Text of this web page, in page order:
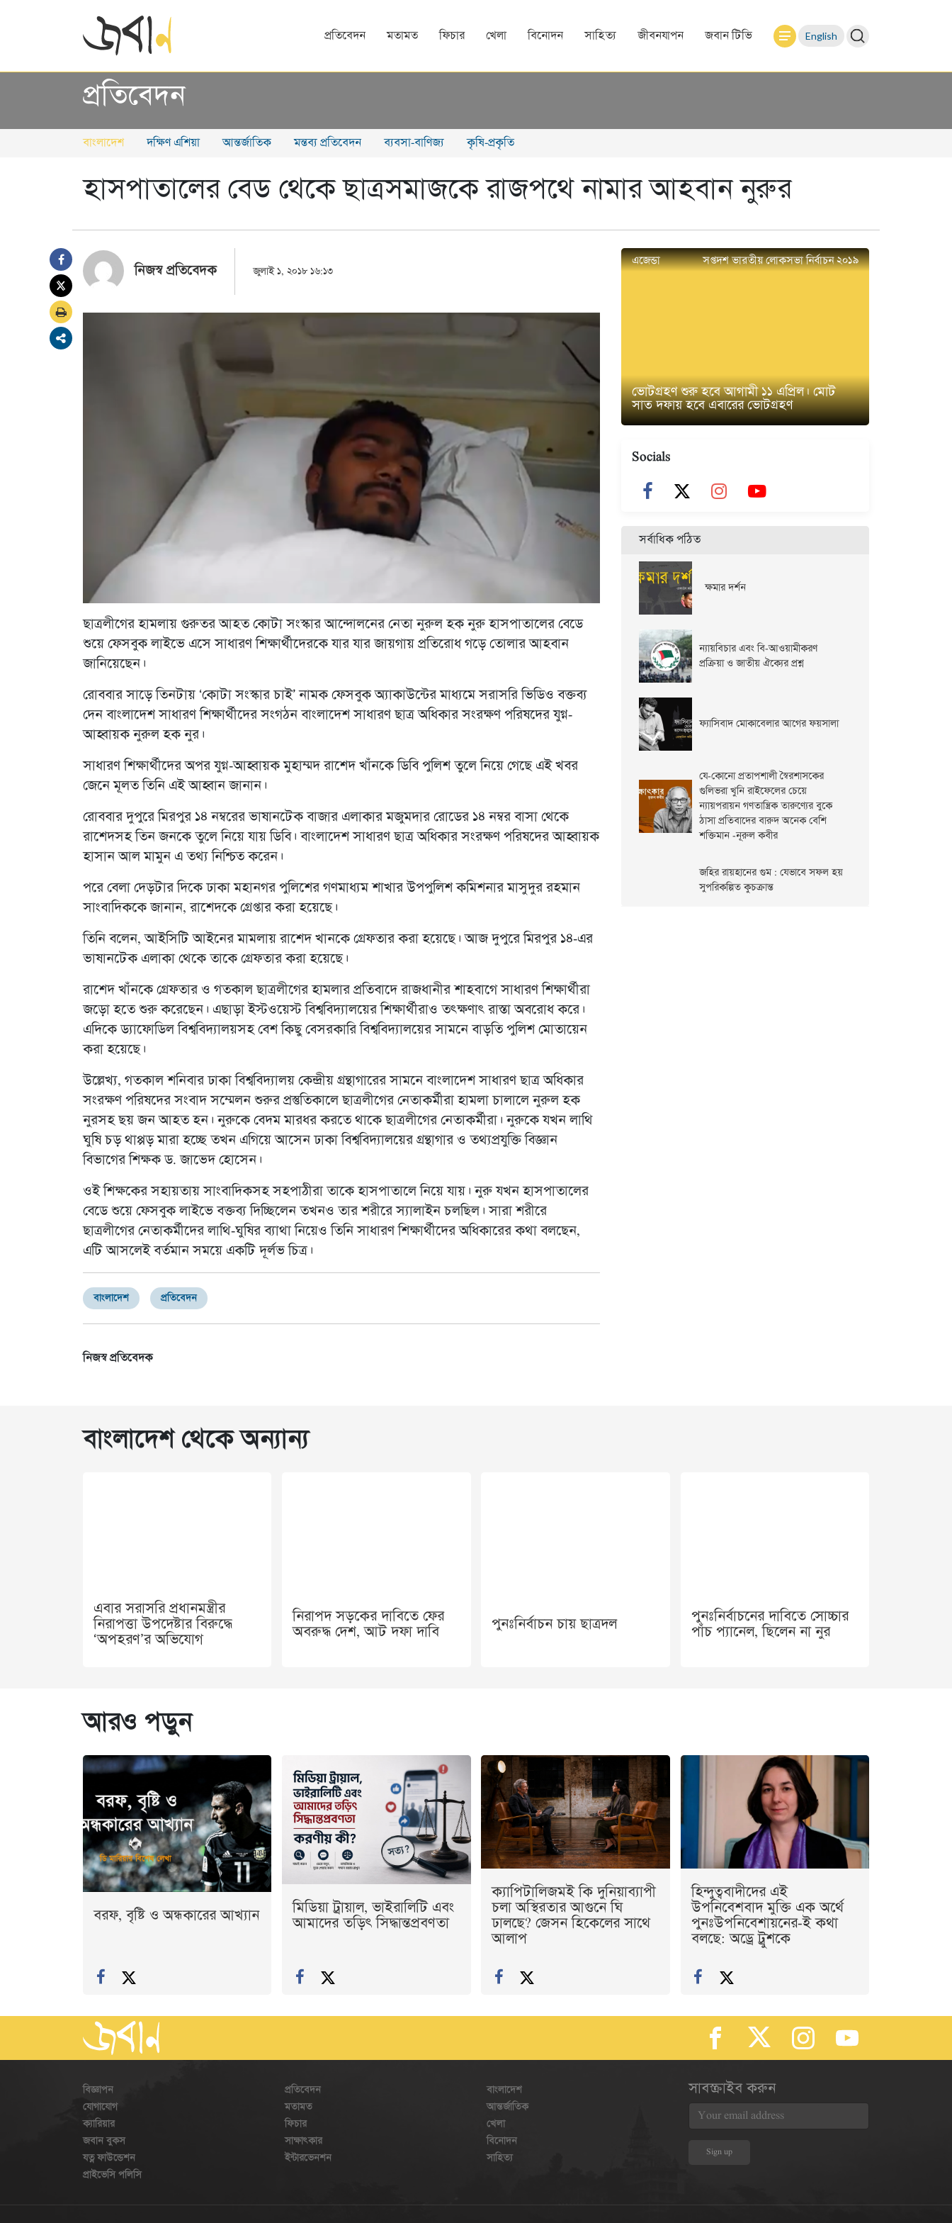
প্রতিবেদন মতামত ফিচার খেলা বিনোদন সাহিত্য জীবনযাপন জবান টিভি English
প্রতিবেদন
বাংলাদেশ দক্ষিণ এশিয়া আন্তর্জাতিক মন্তব্য প্রতিবেদন ব্যবসা-বাণিজ্য কৃষি-প্রকৃতি
হাসপাতালের বেড থেকে ছাত্রসমাজকে রাজপথে নামার আহবান নুরুর
নিজস্ব প্রতিবেদক জুলাই ১, ২০১৮ ১৬:১৩
ছাত্রলীগের হামলায় গুরুতর আহত কোটা সংস্কার আন্দোলনের নেতা নুরুল হক নুরু হাসপাতালের বেডে
শুয়ে ফেসবুক লাইভে এসে সাধারণ শিক্ষার্থীদেরকে যার যার জায়গায় প্রতিরোধ গড়ে তোলার আহবান
জানিয়েছেন।
রোববার সাড়ে তিনটায় ‘কোটা সংস্কার চাই’ নামক ফেসবুক অ্যাকাউন্টের মাধ্যমে সরাসরি ভিডিও বক্তব্য
দেন বাংলাদেশ সাধারণ শিক্ষার্থীদের সংগঠন বাংলাদেশ সাধারণ ছাত্র অধিকার সংরক্ষণ পরিষদের যুগ্ন-
আহ্বায়ক নুরুল হক নুর।
সাধারণ শিক্ষার্থীদের অপর যুগ্ন-আহ্বায়ক মুহাম্মদ রাশেদ খাঁনকে ডিবি পুলিশ তুলে নিয়ে গেছে এই খবর
জেনে মূলত তিনি এই আহ্বান জানান।
রোববার দুপুরে মিরপুর ১৪ নম্বরের ভাষানটেক বাজার এলাকার মজুমদার রোডের ১৪ নম্বর বাসা থেকে
রাশেদসহ তিন জনকে তুলে নিয়ে যায় ডিবি। বাংলাদেশ সাধারণ ছাত্র অধিকার সংরক্ষণ পরিষদের আহ্বায়ক
হাসান আল মামুন এ তথ্য নিশ্চিত করেন।
পরে বেলা দেড়টার দিকে ঢাকা মহানগর পুলিশের গণমাধ্যম শাখার উপপুলিশ কমিশনার মাসুদুর রহমান
সাংবাদিককে জানান, রাশেদকে গ্রেপ্তার করা হয়েছে।
তিনি বলেন, আইসিটি আইনের মামলায় রাশেদ খানকে গ্রেফতার করা হয়েছে। আজ দুপুরে মিরপুর ১৪-এর
ভাষানটেক এলাকা থেকে তাকে গ্রেফতার করা হয়েছে।
রাশেদ খাঁনকে গ্রেফতার ও গতকাল ছাত্রলীগের হামলার প্রতিবাদে রাজধানীর শাহবাগে সাধারণ শিক্ষার্থীরা
জড়ো হতে শুরু করেছেন। এছাড়া ইস্টওয়েস্ট বিশ্ববিদ্যালয়ের শিক্ষার্থীরাও তৎক্ষণাৎ রাস্তা অবরোধ করে।
এদিকে ড্যাফোডিল বিশ্ববিদ্যালয়সহ বেশ কিছু বেসরকারি বিশ্ববিদ্যালয়ের সামনে বাড়তি পুলিশ মোতায়েন
করা হয়েছে।
উল্লেখ্য, গতকাল শনিবার ঢাকা বিশ্ববিদ্যালয় কেন্দ্রীয় গ্রন্থাগারের সামনে বাংলাদেশ সাধারণ ছাত্র অধিকার
সংরক্ষণ পরিষদের সংবাদ সম্মেলন শুরুর প্রস্তুতিকালে ছাত্রলীগের নেতাকর্মীরা হামলা চালালে নুরুল হক
নুরসহ ছয় জন আহত হন। নুরুকে বেদম মারধর করতে থাকে ছাত্রলীগের নেতাকর্মীরা। নুরুকে যখন লাথি
ঘুষি চড় থাপ্পড় মারা হচ্ছে তখন এগিয়ে আসেন ঢাকা বিশ্ববিদ্যালয়ের গ্রন্থাগার ও তথ্যপ্রযুক্তি বিজ্ঞান
বিভাগের শিক্ষক ড. জাভেদ হোসেন।
ওই শিক্ষকের সহায়তায় সাংবাদিকসহ সহপাঠীরা তাকে হাসপাতালে নিয়ে যায়। নুরু যখন হাসপাতালের
বেডে শুয়ে ফেসবুক লাইভে বক্তব্য দিচ্ছিলেন তখনও তার শরীরে স্যালাইন চলছিল। সারা শরীরে
ছাত্রলীগের নেতাকর্মীদের লাথি-ঘুষির ব্যাথা নিয়েও তিনি সাধারণ শিক্ষার্থীদের অধিকারের কথা বলছেন,
এটি আসলেই বর্তমান সময়ে একটি দূর্লভ চিত্র।
বাংলাদেশ প্রতিবেদন
নিজস্ব প্রতিবেদক
এজেন্ডা সপ্তদশ ভারতীয় লোকসভা নির্বাচন ২০১৯
ভোটগ্রহণ শুরু হবে আগামী ১১ এপ্রিল। মোট
সাত দফায় হবে এবারের ভোটগ্রহণ
Socials
সর্বাধিক পঠিত
ক্ষমার দর্শন
ন্যায়বিচার এবং বি-আওয়ামীকরণ
প্রক্রিয়া ও জাতীয় ঐক্যের প্রশ্ন
ফ্যাসিবাদ মোকাবেলার আগের ফয়সালা
যে-কোনো প্রতাপশালী স্বৈরশাসকের
গুলিভরা খুনি রাইফেলের চেয়ে
ন্যায়পরায়ন গণতান্ত্রিক তারুণ্যের বুকে
ঠাসা প্রতিবাদের বারুদ অনেক বেশি
শক্তিমান -নূরুল কবীর
জহির রায়হানের গুম : যেভাবে সফল হয়
সুপরিকল্পিত কুচক্রান্ত
বাংলাদেশ থেকে অন্যান্য
এবার সরাসরি প্রধানমন্ত্রীর
নিরাপত্তা উপদেষ্টার বিরুদ্ধে
‘অপহরণ’র অভিযোগ
নিরাপদ সড়কের দাবিতে ফের
অবরুদ্ধ দেশ, আট দফা দাবি
পুনঃনির্বাচন চায় ছাত্রদল
পুনঃনির্বাচনের দাবিতে সোচ্চার
পাঁচ প্যানেল, ছিলেন না নুর
আরও পড়ুন
বরফ, বৃষ্টি ও অন্ধকারের আখ্যান
মিডিয়া ট্রায়াল, ভাইরালিটি এবং
আমাদের তড়িৎ সিদ্ধান্তপ্রবণতা
ক্যাপিটালিজমই কি দুনিয়াব্যাপী
চলা অস্থিরতার আগুনে ঘি
ঢালছে? জেসন হিকেলের সাথে
আলাপ
হিন্দুত্ববাদীদের এই
উপনিবেশবাদ মুক্তি এক অর্থে
পুনঃউপনিবেশায়নের-ই কথা
বলছে: অড্রে ট্রুশকে
বিজ্ঞাপন
যোগাযোগ
ক্যারিয়ার
জবান বুকস
যত্ন ফাউন্ডেশন
প্রাইভেসি পলিসি
প্রতিবেদন
মতামত
ফিচার
সাক্ষাৎকার
ইন্টারভেনশন
বাংলাদেশ
আন্তর্জাতিক
খেলা
বিনোদন
সাহিত্য
সাবস্ক্রাইব করুন